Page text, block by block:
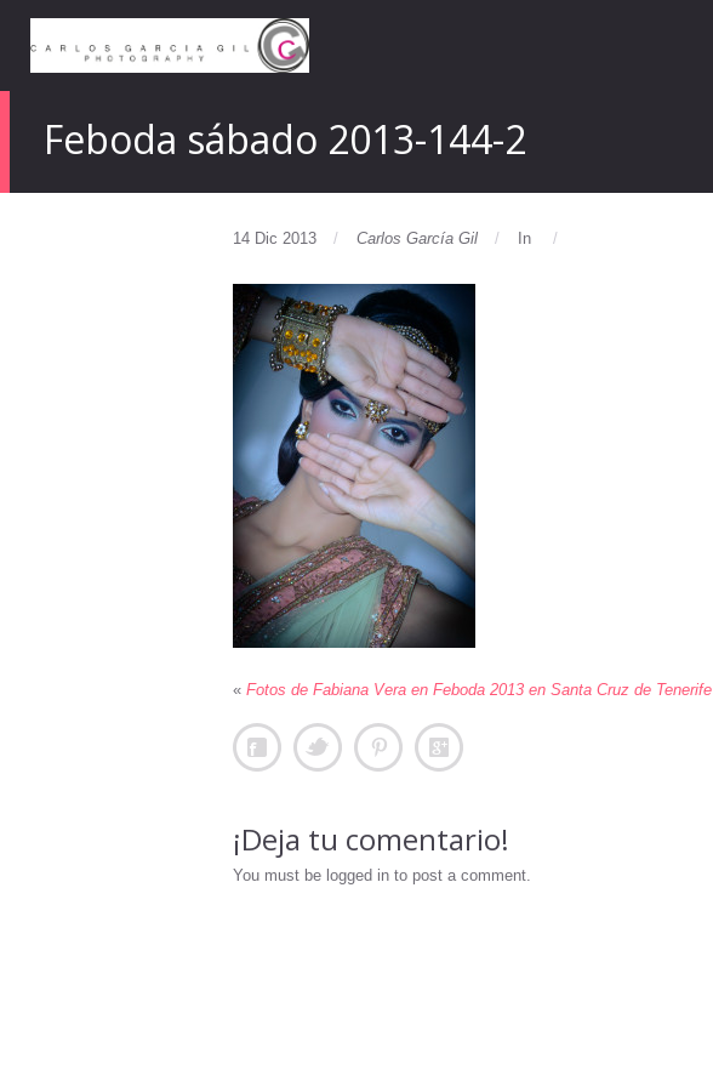
Feboda sábado 2013-144-2
14 Dic 2013 Carlos García Gil In
« Fotos de Fabiana Vera en Feboda 2013 en Santa Cruz de Tenerife
¡Deja tu comentario!
You must be logged in to post a comment.